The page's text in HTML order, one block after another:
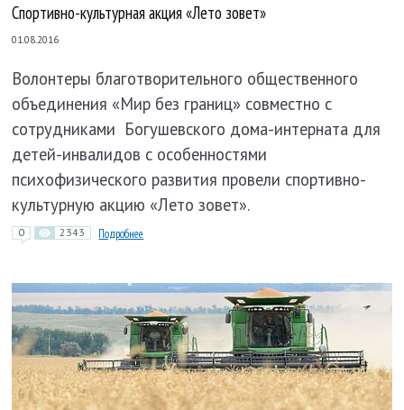
Спортивно-культурная акция «Лето зовет»
01.08.2016
Волонтеры благотворительного общественного
объединения «Мир без границ» совместно с
сотрудниками Богушевского дома-интерната для
детей-инвалидов с особенностями
психофизического развития провели спортивно-
культурную акцию «Лето зовет».
0 2343 Подробнее